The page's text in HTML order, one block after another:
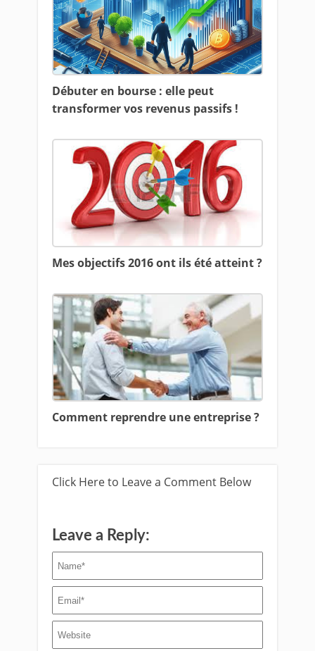
Débuter en bourse : elle peut
transformer vos revenus passifs !
Mes objectifs 2016 ont ils été atteint ?
Comment reprendre une entreprise ?
Click Here to Leave a Comment Below
Leave a Reply: